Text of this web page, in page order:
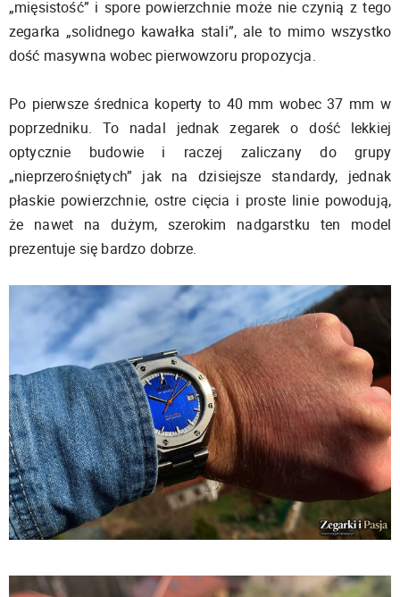
„mięsistość” i spore powierzchnie może nie czynią z tego
zegarka „solidnego kawałka stali”, ale to mimo wszystko
dość masywna wobec pierwowzoru propozycja.
Po pierwsze średnica koperty to 40 mm wobec 37 mm w
poprzedniku. To nadal jednak zegarek o dość lekkiej
optycznie budowie i raczej zaliczany do grupy
„nieprzerośniętych” jak na dzisiejsze standardy, jednak
płaskie powierzchnie, ostre cięcia i proste linie powodują,
że nawet na dużym, szerokim nadgarstku ten model
prezentuje się bardzo dobrze.